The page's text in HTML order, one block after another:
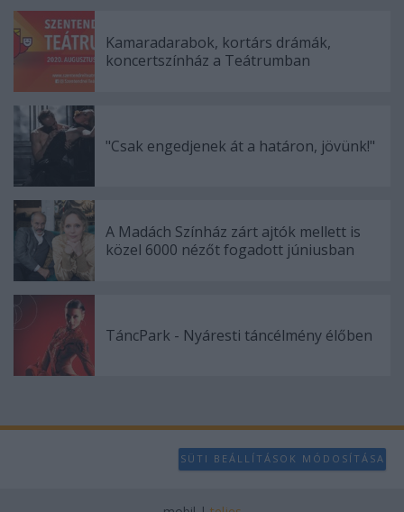
Kamaradarabok, kortárs drámák,
koncertszínház a Teátrumban
"Csak engedjenek át a határon, jövünk!"
A Madách Színház zárt ajtók mellett is
közel 6000 nézőt fogadott júniusban
TáncPark - Nyáresti táncélmény élőben
SÜTI BEÁLLÍTÁSOK MÓDOSÍTÁSA